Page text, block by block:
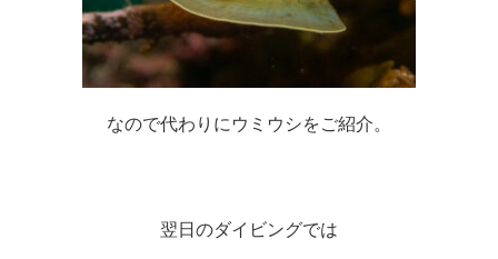
なので代わりにウミウシをご紹介。
翌日のダイビングでは